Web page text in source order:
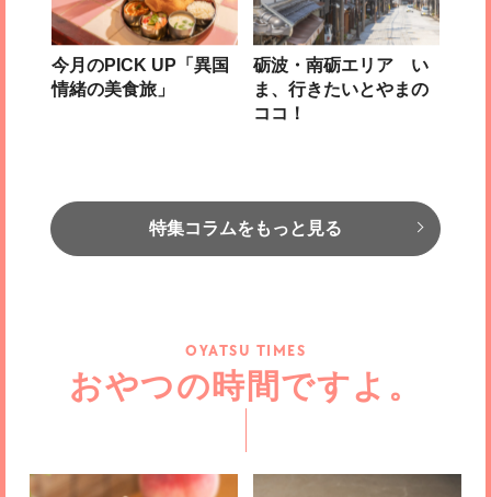
今月のPICK UP「異国
情緒の美食旅」
砺波・南砺エリア い
ま、行きたいとやまの
ココ！
特集コラムをもっと見る
OYATSU TIMES
おやつの時間ですよ。